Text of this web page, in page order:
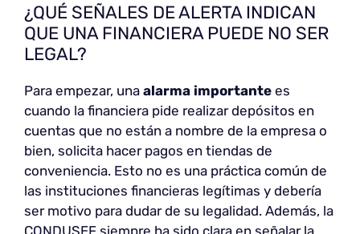
¿QUÉ SEÑALES DE ALERTA INDICAN
QUE UNA FINANCIERA PUEDE NO SER
LEGAL?
Para empezar, una alarma importante es
cuando la financiera pide realizar depósitos en
cuentas que no están a nombre de la empresa o
bien, solicita hacer pagos en tiendas de
conveniencia. Esto no es una práctica común de
las instituciones financieras legítimas y debería
ser motivo para dudar de su legalidad. Además, la
CONDUSEF siempre ha sido clara en señalar la